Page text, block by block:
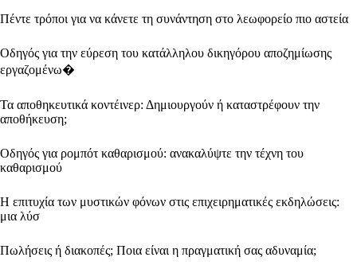
Πέντε τρόποι για να κάνετε τη συνάντηση στο λεωφορείο πιο αστεία
Οδηγός για την εύρεση του κατάλληλου δικηγόρου αποζημίωσης
εργαζομένω�
Τα αποθηκευτικά κοντέινερ: Δημιουργούν ή καταστρέφουν την
αποθήκευση;
Οδηγός για ρομπότ καθαρισμού: ανακαλύψτε την τέχνη του
καθαρισμού
Η επιτυχία των μυστικών φόνων στις επιχειρηματικές εκδηλώσεις:
μια λύσ
Πωλήσεις ή διακοπές; Ποια είναι η πραγματική σας αδυναμία;